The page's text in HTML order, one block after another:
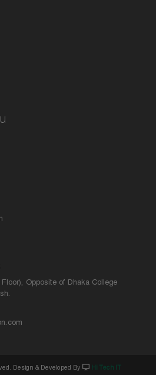
Opposite of Dhaka College
Design & Developed By Hi Tech IT